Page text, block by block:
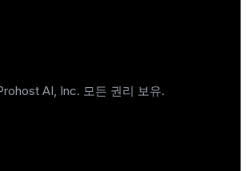
AI, Inc. 모든 권리 보유.